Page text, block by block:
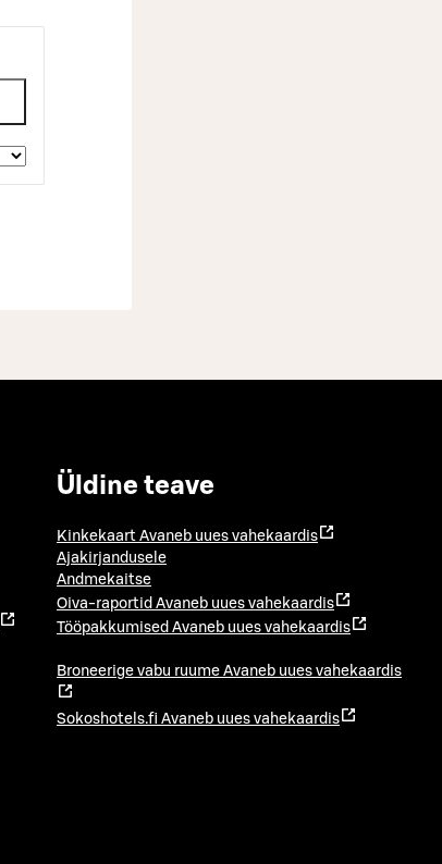
Üldine teave
Kinkekaart Avaneb uues vahekaardis
Ajakirjandusele
Andmekaitse
Oiva-raportid Avaneb uues vahekaardis
Tööpakkumised Avaneb uues vahekaardis
Broneerige vabu ruume Avaneb uues vahekaardis
Sokoshotels.fi Avaneb uues vahekaardis